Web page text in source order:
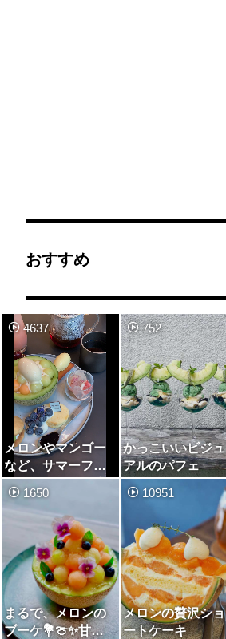
おすすめ
4637
メロンやマンゴー
など、サマーフル
ーツアフタヌーン
ティー
752
かっこいいビジュ
アルのパフェ
1650
まるで、メロンの
ブーケ💐🍈✨甘〜
10951
メロンの贅沢ショ
ートケーキ